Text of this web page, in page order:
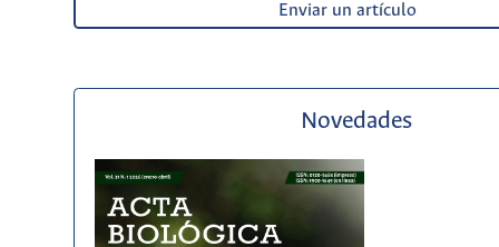
Enviar un artículo
Novedades